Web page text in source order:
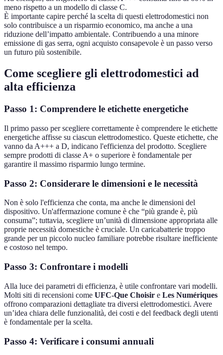
meno rispetto a un modello di classe C.
È importante capire perché la scelta di questi elettrodomestici non
solo contribuisce a un risparmio economico, ma anche a una
riduzione dell’impatto ambientale. Contribuendo a una minore
emissione di gas serra, ogni acquisto consapevole è un passo verso
un futuro più sostenibile.
Come scegliere gli elettrodomestici ad
alta efficienza
Passo 1: Comprendere le etichette energetiche
Il primo passo per scegliere correttamente è comprendere le etichette
energetiche affisse su ciascun elettrodomestico. Queste etichette, che
vanno da A+++ a D, indicano l'efficienza del prodotto. Scegliere
sempre prodotti di classe A+ o superiore è fondamentale per
garantire il massimo risparmio lungo termine.
Passo 2: Considerare le dimensioni e le necessità
Non è solo l'efficienza che conta, ma anche le dimensioni del
dispositivo. Un'affermazione comune è che “più grande è, più
consuma”; tuttavia, scegliere un’unità di dimensione appropriata alle
proprie necessità domestiche è cruciale. Un caricabatterie troppo
grande per un piccolo nucleo familiare potrebbe risultare inefficiente
e costoso nel tempo.
Passo 3: Confrontare i modelli
Alla luce dei parametri di efficienza, è utile confrontare vari modelli.
Molti siti di recensioni come UFC-Que Choisir e Les Numériques
offrono comparazioni dettagliate tra diversi elettrodomestici. Avere
un’idea chiara delle funzionalità, dei costi e del feedback degli utenti
è fondamentale per la scelta.
Passo 4: Verificare i consumi annuali